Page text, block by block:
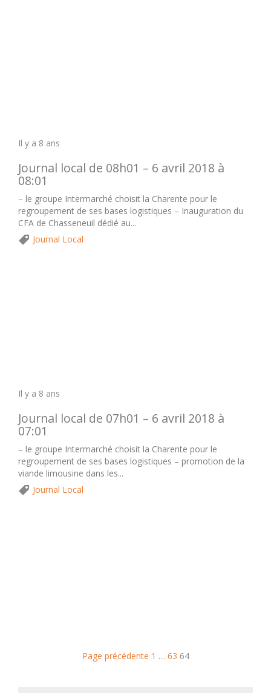
Il y a 8 ans
Journal local de 08h01 – 6 avril 2018 à
08:01
– le groupe Intermarché choisit la Charente pour le
regroupement de ses bases logistiques – Inauguration du
CFA de Chasseneuil dédié au...
Journal Local
Il y a 8 ans
Journal local de 07h01 – 6 avril 2018 à
07:01
– le groupe Intermarché choisit la Charente pour le
regroupement de ses bases logistiques – promotion de la
viande limousine dans les...
Journal Local
Page précédente 1 … 63 64